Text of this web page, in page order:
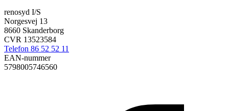
renosyd I/S
Norgesvej 13
8660 Skanderborg
CVR 13523584
Telefon 86 52 52 11
EAN-nummer
5798005746560